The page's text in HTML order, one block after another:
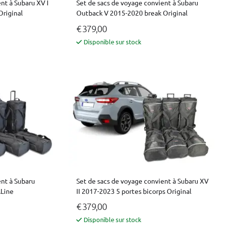
à Subaru XV I
Set de sacs de voyage convient à Subaru
Outback V 2015-2020 break Original
€ 379,00
Disponible sur stock
à Subaru
Set de sacs de voyage convient à Subaru XV
II 2017-2023 5 portes bicorps Original
€ 379,00
Disponible sur stock